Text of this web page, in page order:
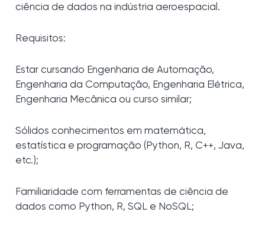
ciência de dados na indústria aeroespacial.
Requisitos:
Estar cursando Engenharia de Automação,
Engenharia da Computação, Engenharia Elétrica,
Engenharia Mecânica ou curso similar;
Sólidos conhecimentos em matemática,
estatística e programação (Python, R, C++, Java,
etc.);
Familiaridade com ferramentas de ciência de
dados como Python, R, SQL e NoSQL;